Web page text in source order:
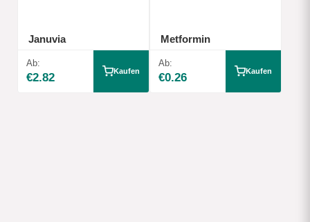
Januvia
Ab:
€2.82 Kaufen
Metformin
Ab:
€0.26 Kaufen